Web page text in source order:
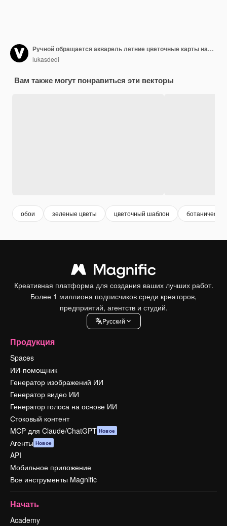
Ручной обращается акварель летние цветочные карты набор
lukasdedi
Вам также могут понравиться эти векторы
обои зеленые цветы цветочный шаблон ботанический
Креативная платформа для создания ваших лучших работ.
Более 1 миллиона подписчиков среди креаторов,
предприятий, агентств и студий.
Pусский
Продукция
Spaces
ИИ-помощник
Генератор изображений ИИ
Генератор видео ИИ
Генератор голоса на основе ИИ
Стоковый контент
MCP для Claude/ChatGPT Новое
Агенты Новое
API
Мобильное приложение
Все инструменты Magnific
Начать
Academy